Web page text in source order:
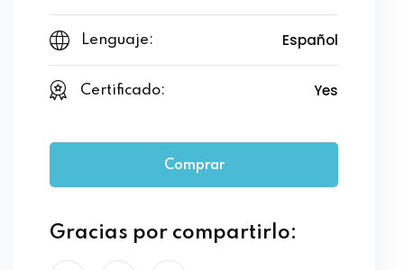
Lenguaje: Español
Certificado: Yes
Comprar
Gracias por compartirlo: